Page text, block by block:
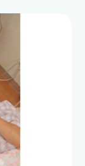
運営はぐんぐ
ます。